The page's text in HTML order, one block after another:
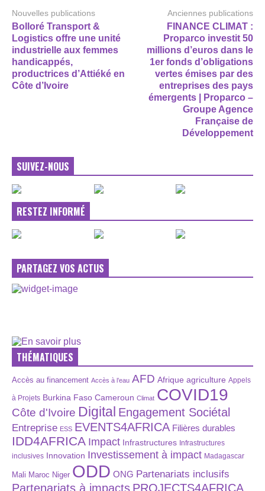
Nouvelles publications
Bolloré Transport &
Logistics offre une unité
industrielle aux femmes
handicappés,
productrices d’Attiéké en
Côte d’Ivoire
Anciennes publications
FINANCE CLIMAT :
Proparco investit 50
millions d’euros dans le
1er fonds d’obligations
vertes émises par des
entreprises des pays
émergents | Proparco –
Groupe Agence
Française de
Développement
SUIVEZ-NOUS
RESTEZ INFORMÉ
PARTAGEZ VOS ACTUS
THÉMATIQUES
Accès au financement Accès à l’eau AFD Afrique agriculture Appels
à Projets Burkina Faso Cameroun Climat COVID19
Côte d'Ivoire Digital Engagement Sociétal
Entreprise ESS EVENTS4AFRICA Filières durables
IDD4AFRICA Impact Infrastructures Infrastructures
inclusives Innovation Investissement à impact Madagascar
Mali Maroc Niger ODD ONG Partenariats inclusifs
Partenariats à impacts PROJECTS4AFRICA